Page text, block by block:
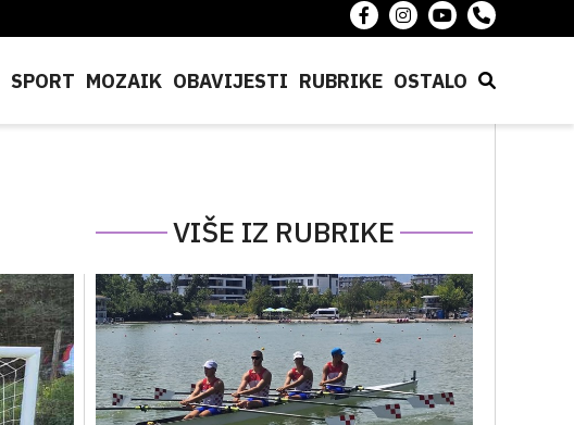
SPORT MOZAIK OBAVIJESTI RUBRIKE OSTALO
VIŠE IZ RUBRIKE